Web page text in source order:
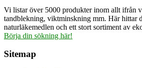
Vi listar över 5000 produkter inom allt ifrån
tandblekning, viktminskning mm. Här hittar
naturläkemedlen och ett stort sortiment av
Börja din sökning här!
Sitemap